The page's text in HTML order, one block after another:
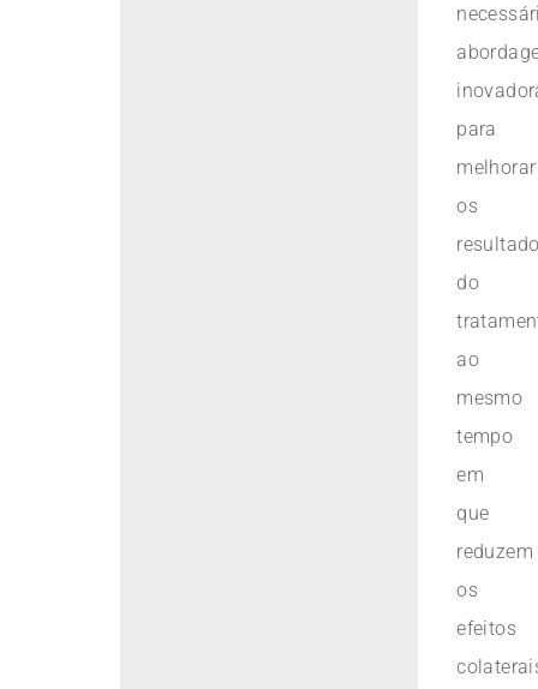
para
melhorar
os
do
ao
mesmo
tempo
em
que
reduzem
os
efeitos